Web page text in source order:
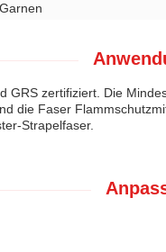
GRS zertifiziert. Die
die Faser
Strapelfaser.